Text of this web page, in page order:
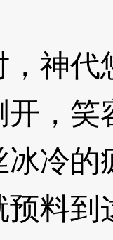
神代
，笑
冷的
料到